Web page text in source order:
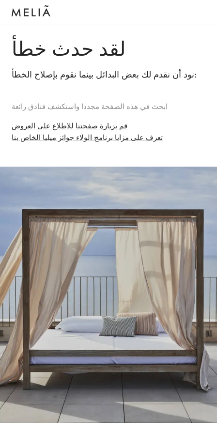
لقد حدث خطأ
نود أن نقدم لك بعض البدائل بينما نقوم بإصلاح الخطأ:
ابحث في هذه الصفحة مجددا واستكشف فنادق رائعة
قم بزيارة صفحتنا للاطلاع على العروض
تعرف على مزايا برنامج الولاء جوائز ميليا الخاص بنا